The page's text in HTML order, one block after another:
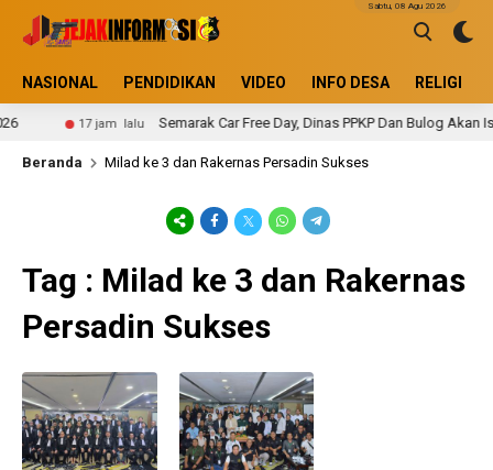
NASIONAL PENDIDIKAN VIDEO INFO DESA RELIGI
Sabtu, 08 Agu 2026
17 jam lalu Semarak Car Free Day, Dinas PPKP Dan Bulog Akan Isi
Beranda Milad ke 3 dan Rakernas Persadin Sukses
Tag : Milad ke 3 dan Rakernas
Persadin Sukses